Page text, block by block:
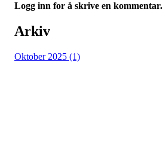
Logg inn for å skrive en kommentar.
Arkiv
Oktober 2025 (1)